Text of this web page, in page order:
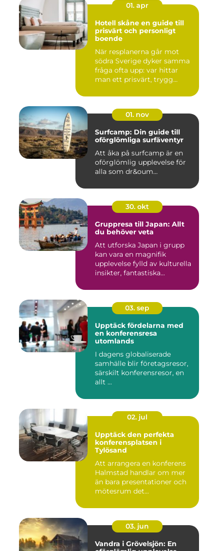
01. apr
Hotell skåne en guide till
prisvärt och personligt
boende
När resplanerna går mot
södra Sverige dyker samma
fråga ofta upp: var hittar
man ett prisvärt, trygg...
01. nov
Surfcamp: Din guide till
oförglömliga surfäventyr
Att åka på surfcamp är en
oförglömlig upplevelse för
alla som dr&oum...
30. okt
Gruppresa till Japan: Allt
du behöver veta
Att utforska Japan i grupp
kan vara en magnifik
upplevelse fylld av kulturella
insikter, fantastiska...
03. sep
Upptäck fördelarna med
en konferensresa
utomlands
I dagens globaliserade
samhälle blir företagsresor,
särskilt konferensresor, en
allt ...
02. jul
Upptäck den perfekta
konferensplatsen i
Tylösand
Att arrangera en konferens
Halmstad handlar om mer
än bara presentationer och
mötesrum det...
03. jun
Vandra i Grövelsjön: En